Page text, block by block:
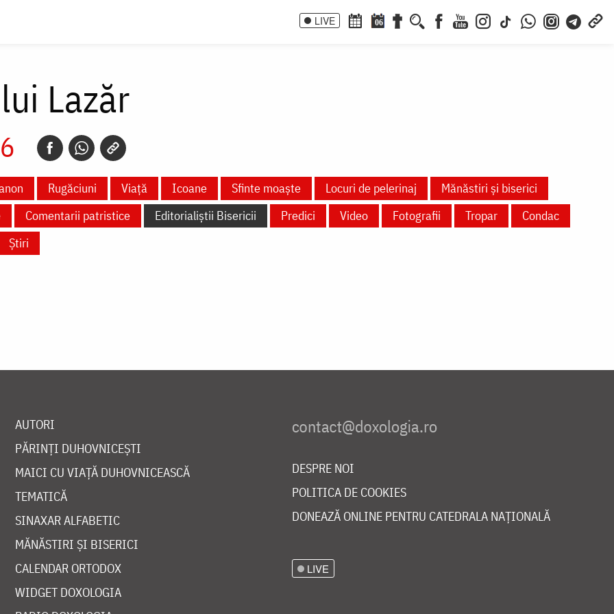
LIVE 06
Lazăr
Rugăciuni Viață Icoane Sfinte moaște Locuri de pelerinaj
Mănăstiri și biserici
Comentarii patristice Editorialiștii Bisericii Predici Video Fotografii Tropar
Condac
Știri
AUTORI
PĂRINȚI DUHOVNICEȘTI
MAICI CU VIAȚĂ DUHOVNICEASCĂ
TEMATICĂ
SINAXAR ALFABETIC
MĂNĂSTIRI ȘI BISERICI
CALENDAR ORTODOX
WIDGET DOXOLOGIA
DESPRE NOI
POLITICA DE COOKIES
DONEAZĂ ONLINE PENTRU CATEDRALA NAȚIONALĂ
LIVE